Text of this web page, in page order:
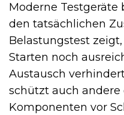
Moderne Testgeräte
den tatsächlichen
Belastungstest
Starten noch
Austausch
schützt auch andere
Komponenten vor